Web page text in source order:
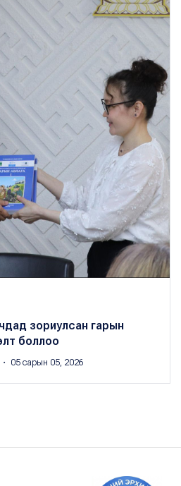
зориулсан гарын
боллоо
・ 05 сарын 05, 2026